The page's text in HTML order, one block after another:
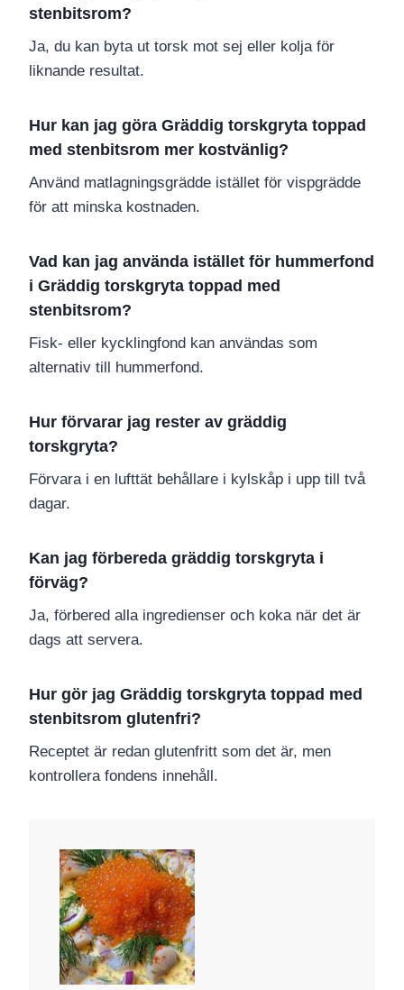
stenbitsrom?
Ja, du kan byta ut torsk mot sej eller kolja för
liknande resultat.
Hur kan jag göra Gräddig torskgryta toppad
med stenbitsrom mer kostvänlig?
Använd matlagningsgrädde istället för vispgrädde
för att minska kostnaden.
Vad kan jag använda istället för hummerfond
i Gräddig torskgryta toppad med
stenbitsrom?
Fisk- eller kycklingfond kan användas som
alternativ till hummerfond.
Hur förvarar jag rester av gräddig
torskgryta?
Förvara i en lufttät behållare i kylskåp i upp till två
dagar.
Kan jag förbereda gräddig torskgryta i
förväg?
Ja, förbered alla ingredienser och koka när det är
dags att servera.
Hur gör jag Gräddig torskgryta toppad med
stenbitsrom glutenfri?
Receptet är redan glutenfritt som det är, men
kontrollera fondens innehåll.